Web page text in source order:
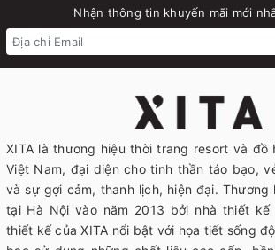
Nhận thông tin khuyến mãi mới
XITA là thương hiệu thời trang resort và
Việt Nam, đại diện cho tinh thần táo bạo,
và sự gợi cảm, thanh lịch, hiện đại. Thương
tại Hà Nội vào năm 2013 bởi nhà thiết kế
thiết kế của XITA nổi bật với họa tiết sống